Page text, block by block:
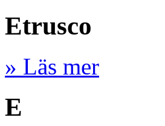
Etrusco
» Läs mer
E